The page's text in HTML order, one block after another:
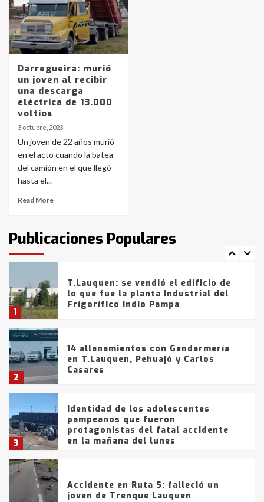
Darregueira: murió
un joven al recibir
una descarga
eléctrica de 13.000
voltios
3 octubre, 2023
Un joven de 22 años murió
en el acto cuando la batea
del camión en el que llegó
hasta el...
Read More
Publicaciones Populares
4
Accidente en Ruta 5: falleció un
joven de Trenque Lauquen
5
Los precios de los combustibles en
La Pampa, desde YPF hasta Axion
entre 857 a 1338 pesos
6
La Bolsa de Cereales de Bahía
Blanca anticipa que Agosto vendrá
con lluvias y heladas, en gran parte
fueron detenidos por
comercialización de drogas en la
tarde del sábado
1
T.Lauquen: se vendió el edificio de
lo que fue la planta Industrial del
Frígorífico Indio Pampa
2
14 allanamientos con Gendarmería
en T.Lauquen, Pehuajó y Carlos
Casares
3
Identidad de los adolescentes
pampeanos que fueron
protagonistas del fatal accidente
en la mañana del lunes
Accidente en Ruta 5: falleció un
joven de Trenque Lauquen